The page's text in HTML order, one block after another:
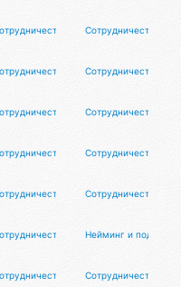
Сотрудничество
Сотрудничество
Сотрудничество
Сотрудничество
Сотрудничество
Нейминг и подбор
Сотрудничество